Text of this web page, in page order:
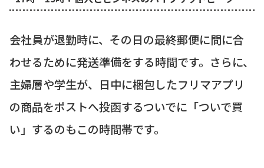
会社員が退勤時に、その日の最終郵便に間に合
わせるために発送準備をする時間です。さらに、
主婦層や学生が、日中に梱包したフリマアプリ
の商品をポストへ投函するついでに「ついで買
い」するのもこの時間帯です。